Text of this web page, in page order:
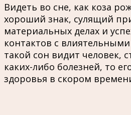
Видеть во сне, как коза
хороший знак, сулящий
материальных делах и
контактов с
такой сон видит человек,
каких-либо болезней, то
здоровья в скором